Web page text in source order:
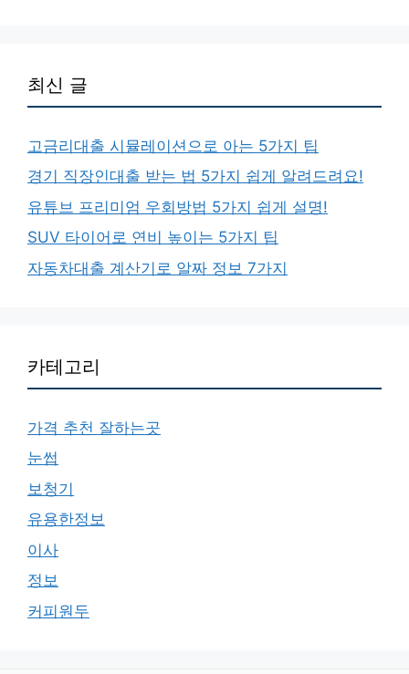
최신 글
고금리대출 시뮬레이션으로 아는 5가지 팁
경기 직장인대출 받는 법 5가지 쉽게 알려드려요!
유튜브 프리미엄 우회방법 5가지 쉽게 설명!
SUV 타이어로 연비 높이는 5가지 팁
자동차대출 계산기로 알짜 정보 7가지
카테고리
가격 추천 잘하는곳
눈썹
보청기
유용한정보
이사
정보
커피원두